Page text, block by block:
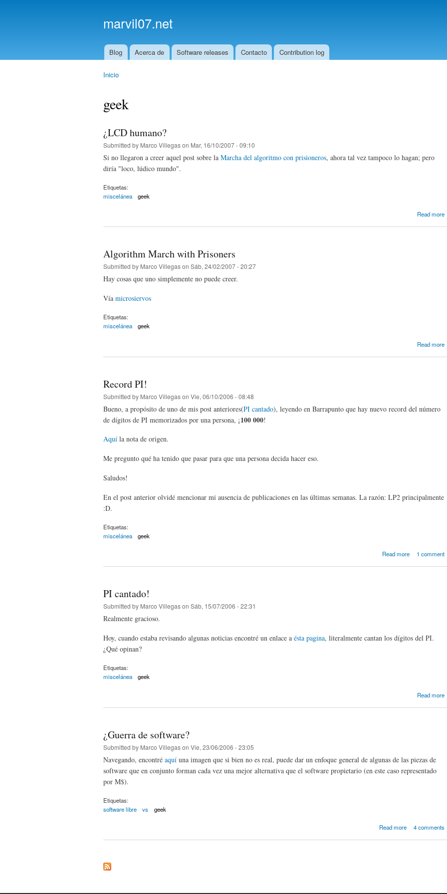
marvil07.net
Main menu
Blog Acerca de Software releases Contacto Contribution log
Inicio
geek
¿LCD humano?
Submitted by Marco Villegason Mar, 16/10/2007 - 09:10
Si no llegaron a creer aquel post sobre la Marcha del algoritmo con prisioneros, ahora tal vez tampoco lo hagan; pero
diría "loco, lúdico mundo".
Etiquetas:
miscelánea
geek
Read more
Algorithm March with Prisoners
Submitted by Marco Villegason Sáb, 24/02/2007 - 20:27
Hay cosas que uno simplemente no puede creer.
Vía microsiervos
Etiquetas:
miscelánea
geek
Read more
Record PI!
Submitted by Marco Villegason Vie, 06/10/2006 - 08:48
Bueno, a propósito de uno de mis post anteriores(PI cantado), leyendo en Barrapunto que hay nuevo record del número
de dígitos de PI memorizados por una persona, ¡100 000!
Aquí la nota de origen.
Me pregunto qué ha tenido que pasar para que una persona decida hacer eso.
Saludos!
En el post anterior olvidé mencionar mi ausencia de publicaciones en las últimas semanas. La razón: LP2 principalmente
:D.
Etiquetas:
miscelánea
geek
Read moreabout Record PI!
1 comment
PI cantado!
Submitted by Marco Villegason Sáb, 15/07/2006 - 22:31
Realmente gracioso.
Hoy, cuando estaba revisando algunas noticias encontré un enlace a ésta pagina, literalmente cantan los dígitos del PI.
¿Qué opinan?
Etiquetas:
miscelánea
geek
Read more
¿Guerra de software?
Submitted by Marco Villegason Vie, 23/06/2006 - 23:05
Navegando, encontré aquí una imagen que si bien no es real, puede dar un enfoque general de algunas de las piezas de
software que en conjunto forman cada vez una mejor alternativa que el software propietario (en este caso representado
por M$).
Etiquetas:
software libre
vs geek
Read more
about ¿Guerra
4 comments